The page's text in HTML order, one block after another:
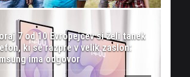
7 od 10 Evropejcev si želi tanek
ki se razpre v velik zaslon:
ima odgovor